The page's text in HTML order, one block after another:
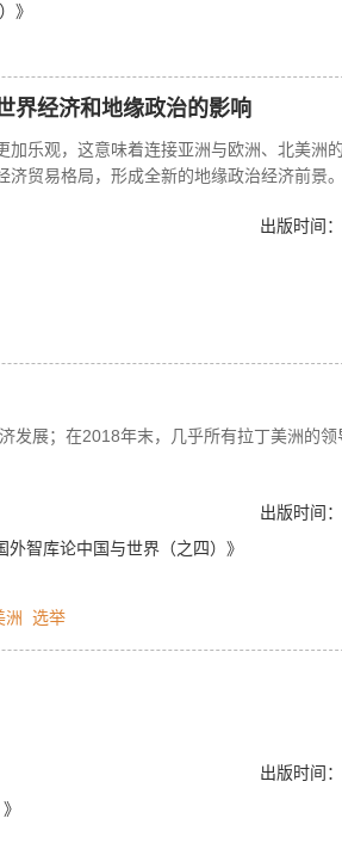
格局将呈现出以下主要发展趋势：全球经
治消极互动，多极化体系呈现集团化趋势，
炸并行，技术发展日益聚焦数字化与去碳
累，大国安全对抗呈现“分身战争”新形态。
》
界经济和地缘政治的影响
乐观，这意味着连接亚洲与欧洲、北美洲
贸易格局，形成全新的地缘政治经济前景。
海里，航行时间缩短了1.6～6.6天，北极
航次的距离和时间成本分别下降了27.8%和
；东北航道以液散货为主，干散货增长缓慢
技术、航线不断向沿线地区移动，推动世界
出版时间
发展；在2018年末，几乎所有拉丁美洲的领
出版时间
外智库论中国与世界（之四）》
洲 选举
出版时间